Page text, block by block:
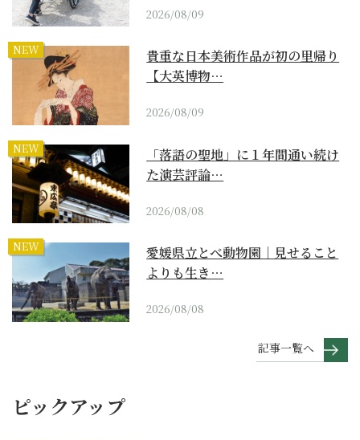
2026/08/09
NEW
貴重な日本美術作品が初の里帰り
【大英博物…
2026/08/09
NEW
「落語の聖地」に１年間通い続け
た演芸評論…
2026/08/08
NEW
愛媛県立とべ動物園｜見せること
よりも生き…
2026/08/08
記事一覧へ
ピックアップ